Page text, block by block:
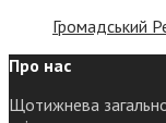
Громадський
Про нас
Щотижнева